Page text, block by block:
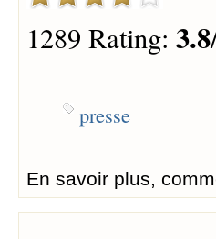
1289 Rating: 3.8
presse
En savoir plus,